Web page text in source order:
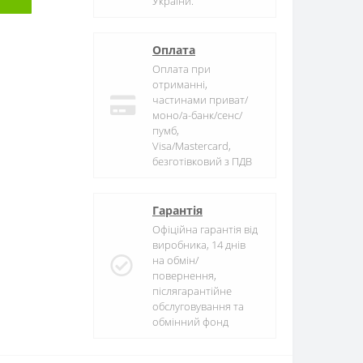
Оплата
Оплата при
отриманні,
частинами приват/
моно/а-банк/сенс/
пумб,
Visa/Mastercard,
безготівковий з ПДВ
Гарантія
Офіційна гарантія від
виробника, 14 днів
на обмін/
повернення,
післягарантійне
обслуговування та
обмінний фонд